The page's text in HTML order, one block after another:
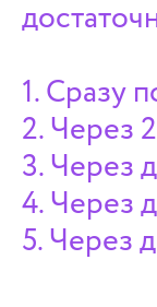
1. Сразу
2. Через
3. Через
4. Через
5. Через